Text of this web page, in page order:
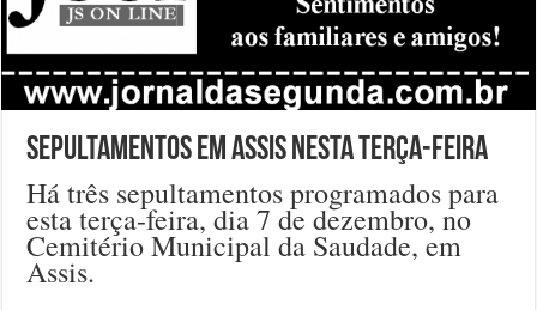
Sepultamentos em Assis nesta terça-feira
Há três sepultamentos programados para
esta terça-feira, dia 7 de dezembro, no
Cemitério Municipal da Saudade, em
Assis.